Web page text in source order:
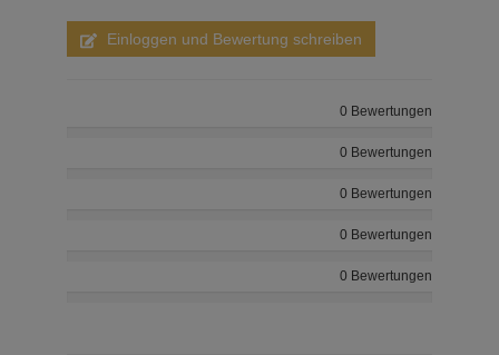
Einloggen und Bewertung schreiben
0 Bewertungen
0 Bewertungen
0 Bewertungen
0 Bewertungen
0 Bewertungen